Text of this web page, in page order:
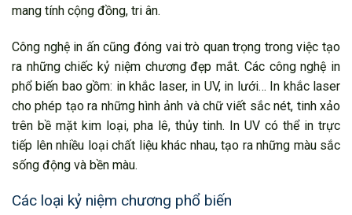
mang tính cộng đồng, tri ân.
Công nghệ in ấn cũng đóng vai trò quan trọng trong việc tạo
ra những chiếc kỷ niệm chương đẹp mắt. Các công nghệ in
phổ biến bao gồm: in khắc laser, in UV, in lưới… In khắc laser
cho phép tạo ra những hình ảnh và chữ viết sắc nét, tinh xảo
trên bề mặt kim loại, pha lê, thủy tinh. In UV có thể in trực
tiếp lên nhiều loại chất liệu khác nhau, tạo ra những màu sắc
sống động và bền màu.
Các loại kỷ niệm chương phổ biến